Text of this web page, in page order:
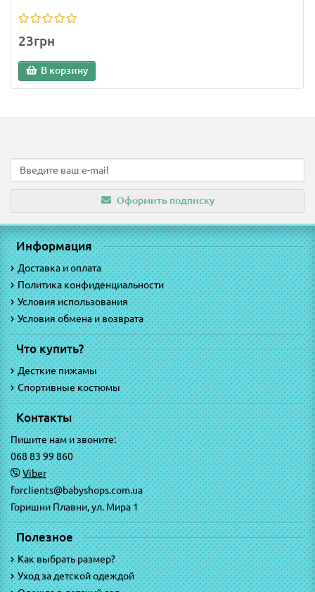
23грн
В корзину
Оформить подписку
Информация
Доставка и оплата
Политика конфиденциальности
Условия использования
Условия обмена и возврата
Что купить?
Десткие пижамы
Спортивные костюмы
Контакты
Пишите нам и звоните:
068 83 99 860
Viber
forclients@babyshops.com.ua
Горишни Плавни, ул. Мира 1
Полезное
Как выбрать размер?
Уход за детской одеждой